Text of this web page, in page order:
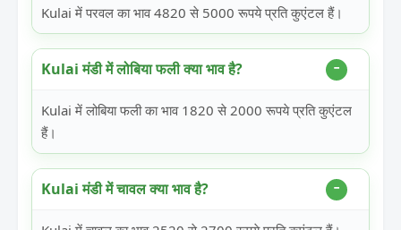
Kulai में परवल का भाव 4820 से 5000 रूपये प्रति कुएंटल हैं।
Kulai मंडी में लोबिया फली क्या भाव है?
Kulai में लोबिया फली का भाव 1820 से 2000 रूपये प्रति कुएंटल
हैं।
Kulai मंडी में चावल क्या भाव है?